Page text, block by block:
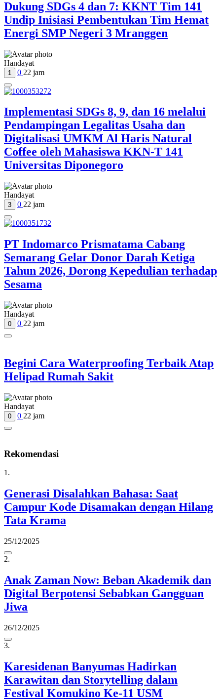
Dukung SDGs 4 dan 7: KKNT Tim 141
Undip Inisiasi Pembentukan Tim Hemat
Energi SMP Negeri 3 Mranggen
Handayat
1 0 22 jam
Implementasi SDGs 8, 9, dan 16 melalui
Pendampingan Legalitas Usaha dan
Digitalisasi UMKM Al Haris Natural
Coffee oleh Mahasiswa KKN-T 141
Universitas Diponegoro
Handayat
3 0 22 jam
PT Indomarco Prismatama Cabang
Semarang Gelar Donor Darah Ketiga
Tahun 2026, Dorong Kepedulian terhadap
Sesama
Handayat
0 0 22 jam
Begini Cara Waterproofing Terbaik Atap
Helipad Rumah Sakit
Handayat
0 0 22 jam
Rekomendasi
1.
Generasi Disalahkan Bahasa: Saat
Campur Kode Disamakan dengan Hilang
Tata Krama
25/12/2025
2.
Anak Zaman Now: Beban Akademik dan
Digital Berpotensi Sebabkan Gangguan
Jiwa
26/12/2025
3.
Karesidenan Banyumas Hadirkan
Karawitan dan Storytelling dalam
Festival Komukino Ke-11 USM